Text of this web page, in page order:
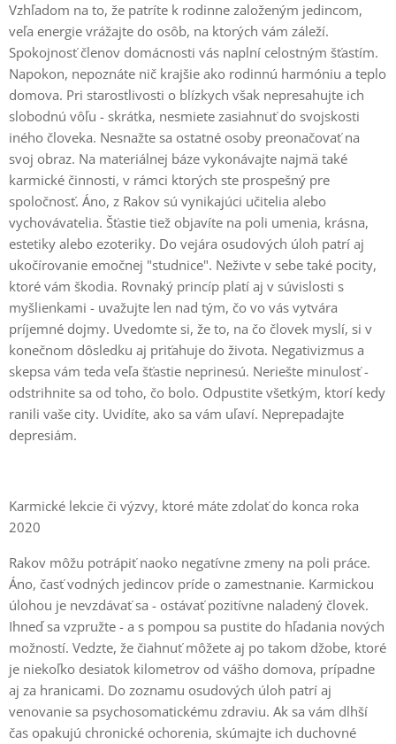
Vzhľadom na to, že patríte k rodinne založeným jedincom,
veľa energie vrážajte do osôb, na ktorých vám záleží.
Spokojnosť členov domácnosti vás naplní celostným šťastím.
Napokon, nepoznáte nič krajšie ako rodinnú harmóniu a teplo
domova. Pri starostlivosti o blízkych však nepresahujte ich
slobodnú vôľu - skrátka, nesmiete zasiahnuť do svojskosti
iného človeka. Nesnažte sa ostatné osoby preonačovať na
svoj obraz. Na materiálnej báze vykonávajte najmä také
karmické činnosti, v rámci ktorých ste prospešný pre
spoločnosť. Áno, z Rakov sú vynikajúci učitelia alebo
vychovávatelia. Šťastie tiež objavíte na poli umenia, krásna,
estetiky alebo ezoteriky. Do vejára osudových úloh patrí aj
ukočírovanie emočnej "studnice". Neživte v sebe také pocity,
ktoré vám škodia. Rovnaký princíp platí aj v súvislosti s
myšlienkami - uvažujte len nad tým, čo vo vás vytvára
príjemné dojmy. Uvedomte si, že to, na čo človek myslí, si v
konečnom dôsledku aj priťahuje do života. Negativizmus a
skepsa vám teda veľa šťastie neprinesú. Neriešte minulosť -
odstrihnite sa od toho, čo bolo. Odpustite všetkým, ktorí kedy
ranili vaše city. Uvidíte, ako sa vám uľaví. Neprepadajte
depresiám.
Karmické lekcie či výzvy, ktoré máte zdolať do konca roka
2020
Rakov môžu potrápiť naoko negatívne zmeny na poli práce.
Áno, časť vodných jedincov príde o zamestnanie. Karmickou
úlohou je nevzdávať sa - ostávať pozitívne naladený človek.
Ihneď sa vzpružte - a s pompou sa pustite do hľadania nových
možností. Vedzte, že čiahnuť môžete aj po takom džobe, ktoré
je niekoľko desiatok kilometrov od vášho domova, prípadne
aj za hranicami. Do zoznamu osudových úloh patrí aj
venovanie sa psychosomatickému zdraviu. Ak sa vám dlhší
čas opakujú chronické ochorenia, skúmajte ich duchovné